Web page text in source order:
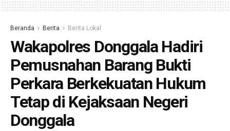
Beranda Berita Berita Lokal
Wakapolres Donggala Hadiri
Pemusnahan Barang Bukti
Perkara Berkekuatan Hukum
Tetap di Kejaksaan Negeri
Donggala